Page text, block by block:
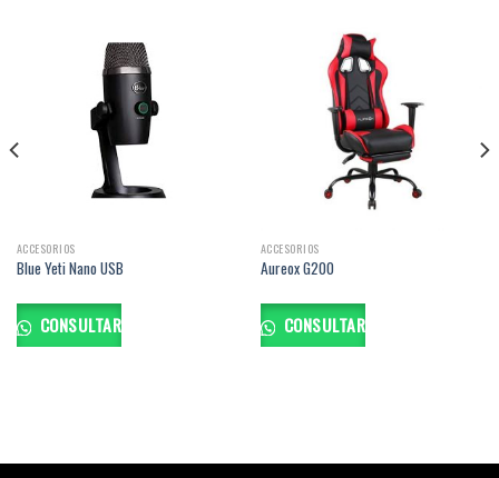
ACCESORIOS
Blue Yeti Nano USB
CONSULTAR
ACCESORIOS
Aureox G200
CONSULTAR